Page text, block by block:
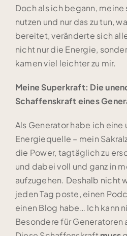
Doch als ich begann, meine
nutzen und nur das zu tun,
bereitet, veränderte sich
nicht nur die Energie,
kamen viel leichter zu mir.
Meine Superkraft: Die
Schaffenskraft eines
Als Generator habe ich eine
Energiequelle – mein
die Power, tagtäglich zu
und dabei voll und ganz in
aufzugehen. Deshalb nicht
jeden Tag poste, einen
einen Blog habe… Ich kann
Besondere für Generatoren